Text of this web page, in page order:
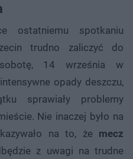
ostatniemu spotkaniu
trudno zaliczyć do
sobotę, 14 września w
opady deszczu,
sprawiały problemy
Nie inaczej było na
na to, że mecz
z uwagi na trudne